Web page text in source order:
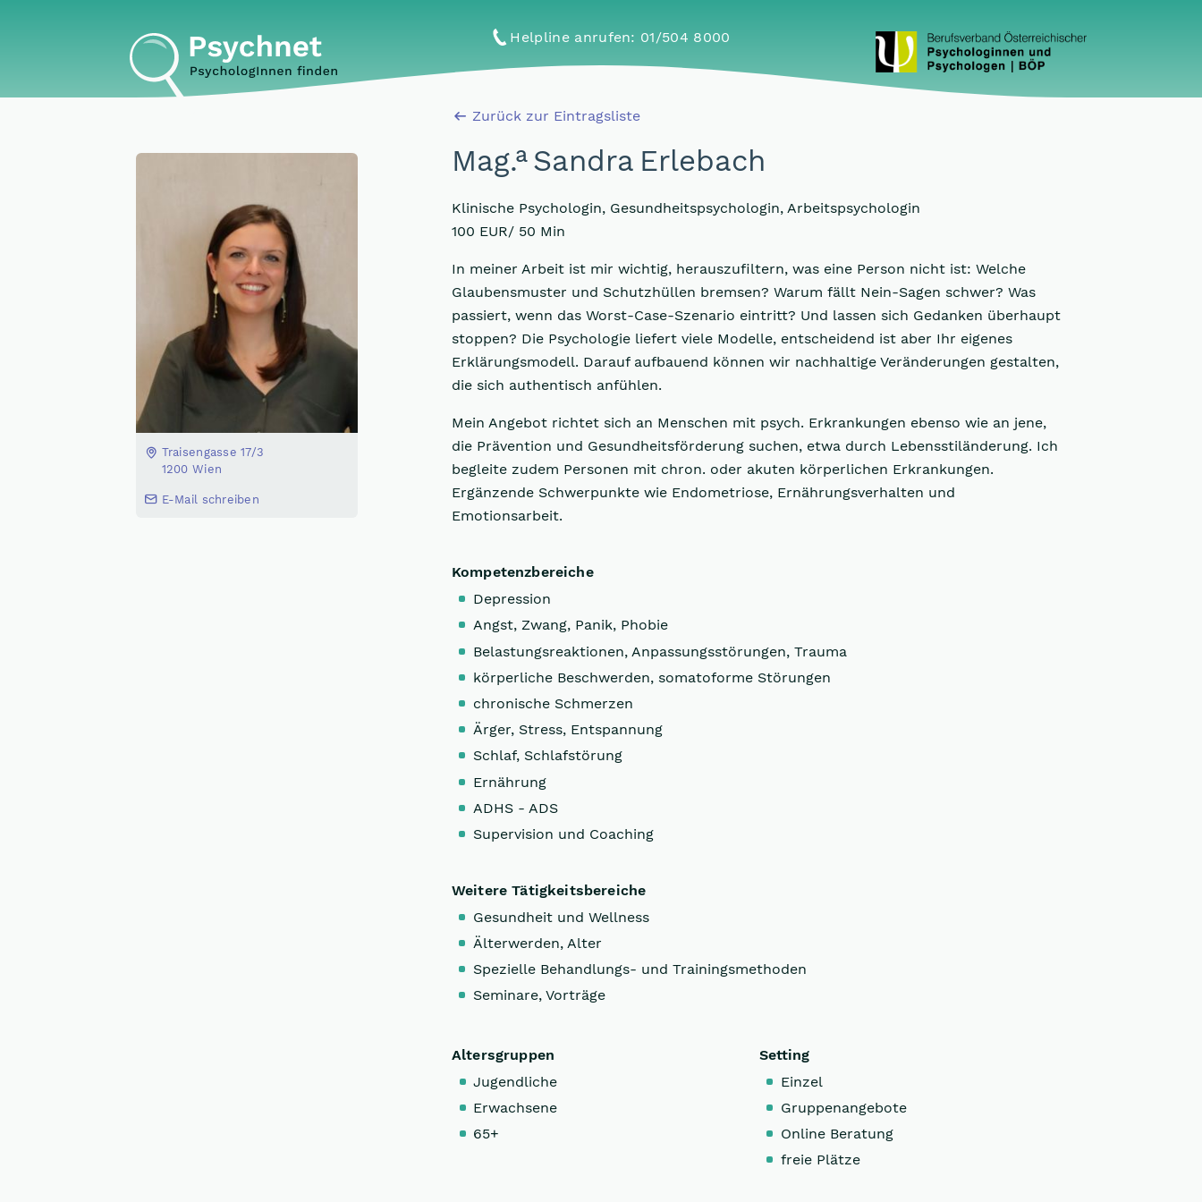
Helpline anrufen: 01/504 8000
Zurück zur Eintragsliste
Mag.aSandra Erlebach
Traisengasse 17/3
1200 Wien
E-Mail schreiben
Klinische Psychologin, Gesundheitspsychologin, Arbeitspsychologin
100 EUR/ 50 Min
In meiner Arbeit ist mir wichtig, herauszufiltern, was eine Person nicht ist: Welche
Glaubensmuster und Schutzhüllen bremsen? Warum fällt Nein-Sagen schwer? Was
passiert, wenn das Worst-Case-Szenario eintritt? Und lassen sich Gedanken überhaupt
stoppen? Die Psychologie liefert viele Modelle, entscheidend ist aber Ihr eigenes
Erklärungsmodell. Darauf aufbauend können wir nachhaltige Veränderungen gestalten,
die sich authentisch anfühlen.
Mein Angebot richtet sich an Menschen mit psych. Erkrankungen ebenso wie an jene,
die Prävention und Gesundheitsförderung suchen, etwa durch Lebensstiländerung. Ich
begleite zudem Personen mit chron. oder akuten körperlichen Erkrankungen.
Ergänzende Schwerpunkte wie Endometriose, Ernährungsverhalten und
Emotionsarbeit.
Kompetenzbereiche
Depression
Angst, Zwang, Panik, Phobie
Belastungsreaktionen, Anpassungsstörungen, Trauma
körperliche Beschwerden, somatoforme Störungen
chronische Schmerzen
Ärger, Stress, Entspannung
Schlaf, Schlafstörung
Ernährung
ADHS - ADS
Supervision und Coaching
Weitere Tätigkeitsbereiche
Gesundheit und Wellness
Älterwerden, Alter
Spezielle Behandlungs- und Trainingsmethoden
Seminare, Vorträge
Altersgruppen
Jugendliche
Erwachsene
65+
Setting
Einzel
Gruppenangebote
Online Beratung
freie Plätze